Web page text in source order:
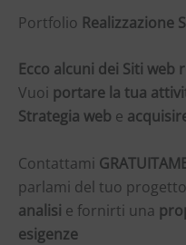
Portfolio Realizzazione
Ecco alcuni dei Siti web
Vuoi portare la tua
Strategia web e
Contattami
parlami del tuo
analisi e fornirti una
esigenze